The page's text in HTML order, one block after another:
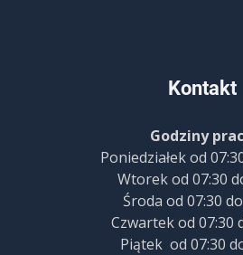
Kontakt
Godziny
Poniedziałek od
Wtorek od 07:30
Środa od 07:30
Czwartek od 07:30
Piątek od 07:30